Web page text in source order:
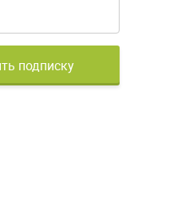
подписку